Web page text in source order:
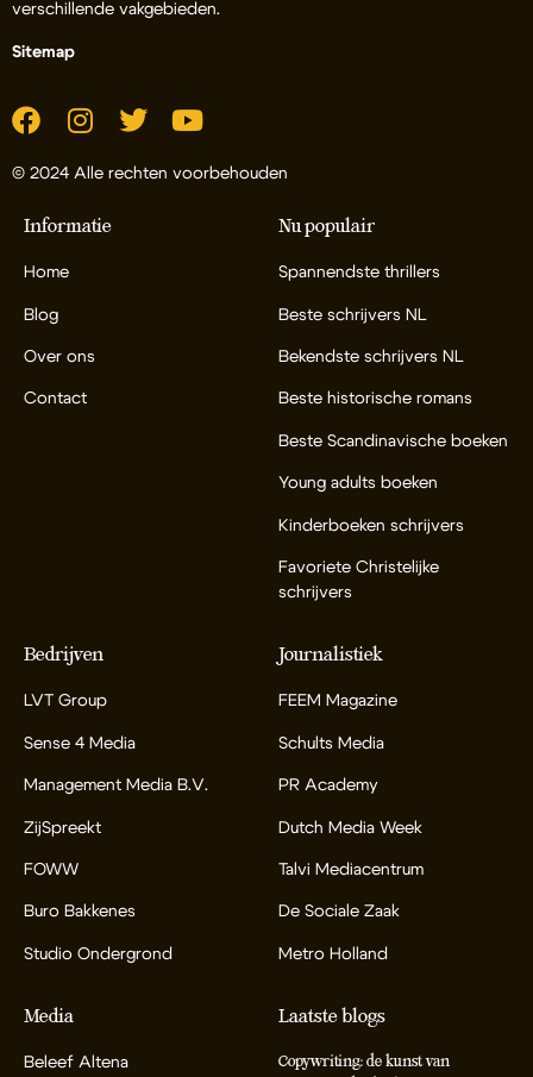
verschillende vakgebieden.
Sitemap
© 2024 Alle rechten voorbehouden
Informatie
Home
Blog
Over ons
Contact
Nu populair
Spannendste thrillers
Beste schrijvers NL
Bekendste schrijvers NL
Beste historische romans
Beste Scandinavische boeken
Young adults boeken
Kinderboeken schrijvers
Favoriete Christelijke
schrijvers
Bedrijven
LVT Group
Sense 4 Media
Management Media B.V.
ZijSpreekt
FOWW
Buro Bakkenes
Studio Ondergrond
Journalistiek
FEEM Magazine
Schults Media
PR Academy
Dutch Media Week
Talvi Mediacentrum
De Sociale Zaak
Metro Holland
Media
Beleef Altena
Laatste blogs
Copywriting: de kunst van